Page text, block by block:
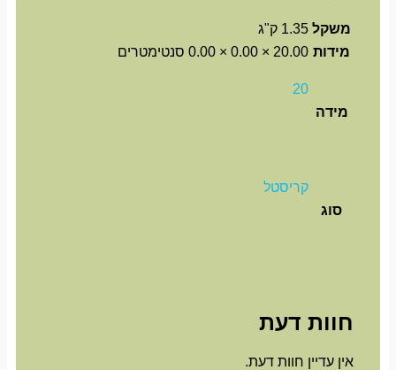
משקל 1.35 ק"ג
מידות 20.00 × 0.00 × 0.00 סנטימטרים
מידה
סוג
קריסטל
חוות דעת
אין עדיין חוות דעת.